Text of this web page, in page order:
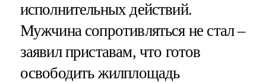
исполнительных действий.
Мужчина сопротивляться не стал –
заявил приставам, что готов
освободить жилплощадь